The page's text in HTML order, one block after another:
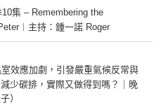
10集 – Remembering the
主持：鍾一諾 Roger
效應加劇，引發嚴重氣候反常與
少碳排，實際又做得到嗎？｜晚
）